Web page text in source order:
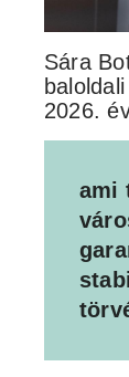
Sára
2026.
ami